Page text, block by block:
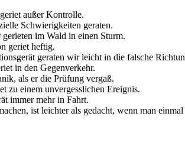
außer Kontrolle.
Schwierigkeiten geraten.
im Wald in einen Sturm.
geriet heftig.
geraten wir leicht in die falsche
in den Gegenverkehr.
als er die Prüfung vergaß.
zu einem unvergesslichen Ereignis.
immer mehr in Fahrt.
ist leichter als gedacht, wenn man